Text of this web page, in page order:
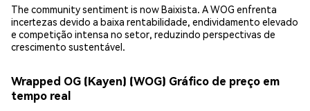
The community sentiment is now Baixista. A WOG enfrenta
incertezas devido a baixa rentabilidade, endividamento elevado
e competição intensa no setor, reduzindo perspectivas de
crescimento sustentável.
Wrapped OG (Kayen) (WOG) Gráfico de preço em
tempo real